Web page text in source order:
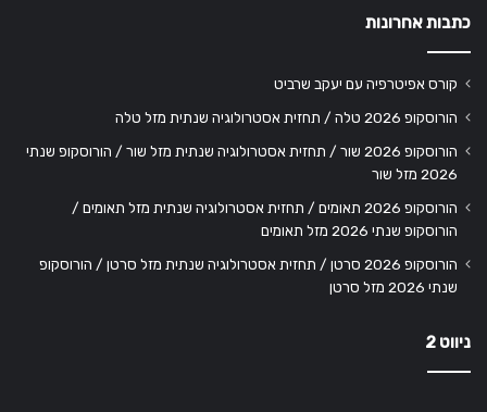
כתבות אחרונות
קורס אפיטרפיה עם יעקב שרביט
הורוסקופ 2026 טלה / תחזית אסטרולוגיה שנתית מזל טלה
הורוסקופ 2026 שור / תחזית אסטרולוגיה שנתית מזל שור / הורוסקופ שנתי
2026 מזל שור
הורוסקופ 2026 תאומים / תחזית אסטרולוגיה שנתית מזל תאומים /
הורוסקופ שנתי 2026 מזל תאומים
הורוסקופ 2026 סרטן / תחזית אסטרולוגיה שנתית מזל סרטן / הורוסקופ
שנתי 2026 מזל סרטן
ניווט 2